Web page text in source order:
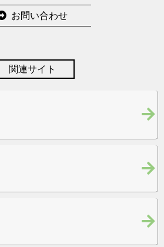
お問い合わせ
関連サイト